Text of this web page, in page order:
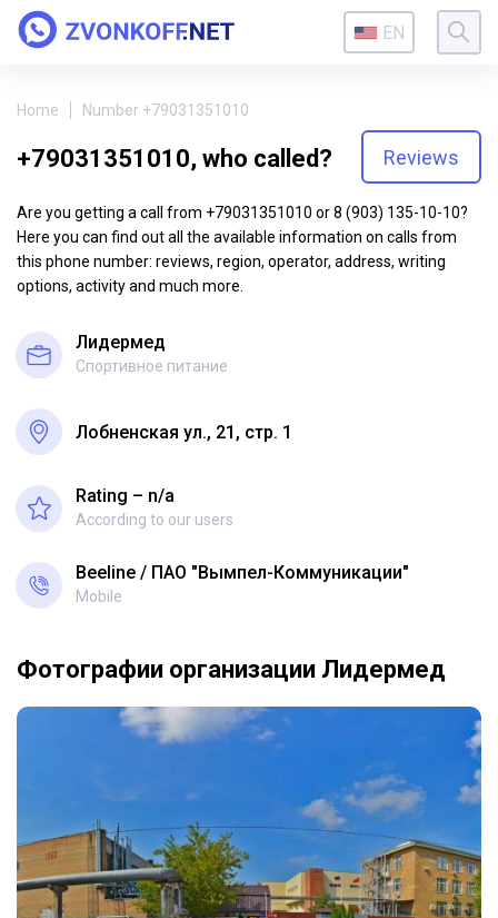
EN
Home Number +79031351010
+79031351010, who called? Reviews
Are you getting a call from +79031351010 or 8 (903) 135-10-10?
Here you can find out all the available information on calls from
this phone number: reviews, region, operator, address, writing
options, activity and much more.
Лидермед
Спортивное питание
Лобненская ул., 21, стр. 1
Rating – n/a
According to our users
Beeline ПАО "Вымпел-Коммуникации"
Mobile
Фотографии организации Лидермед